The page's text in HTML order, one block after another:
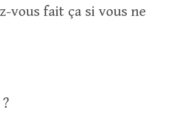
vous fait ça si vous ne